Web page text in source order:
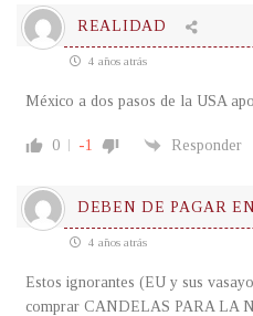
REALIDAD
4 años atrás
México a dos pasos de la USA
0 -1 Responder
DEBEN DE PAGAR
4 años atrás
Estos ignorantes (EU y sus
comprar CANDELAS PARA LA